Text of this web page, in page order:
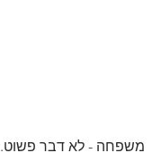
משפחה - לא דבר פשוט.